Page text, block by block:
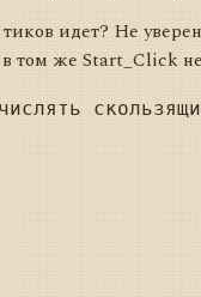
идет? Не
в том же Start_Click